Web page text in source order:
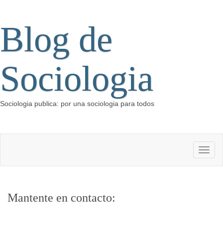
Blog de
Sociologia
Sociologia publica: por una sociologia para todos
Mantente en contacto: